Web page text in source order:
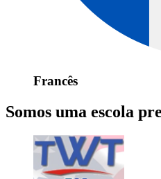
Francês
Somos uma escola